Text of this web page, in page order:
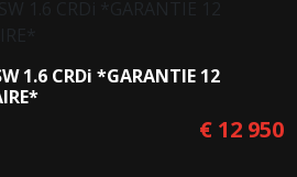
1.6 CRDi *GARANTIE 12
€ 12 950